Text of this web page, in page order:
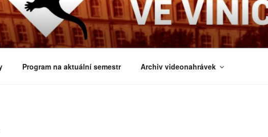
ČTVRTKY VE
o evoluci a obecnější biologická témata
Program na aktuální semestr Archiv videonahrávek